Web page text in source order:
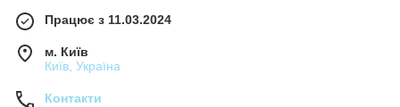
Працює з 11.03.2024
м. Київ
Київ, Україна
Контакти